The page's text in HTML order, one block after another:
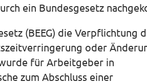
ein Bundesgesetz
(BEEG) die Verpflichtung
oder
für Arbeitgeber in
zum Abschluss einer